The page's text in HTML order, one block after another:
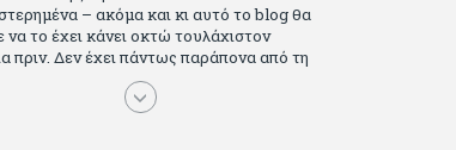
– ακόμα και κι αυτό το blog θα
να το έχει κάνει οκτώ τουλάχιστον
πριν. Δεν έχει πάντως παράπονα από τη
ούτε και απωθημένα. Πέρασε ωραία
χρόνια διαβάζοντας πολλά και σοβαρά